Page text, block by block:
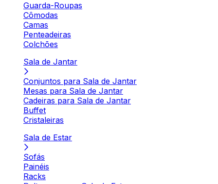
Guarda-Roupas
Cômodas
Camas
Penteadeiras
Colchões
Sala de Jantar
Conjuntos para Sala de Jantar
Mesas para Sala de Jantar
Cadeiras para Sala de Jantar
Buffet
Cristaleiras
Sala de Estar
Sofás
Painéis
Racks